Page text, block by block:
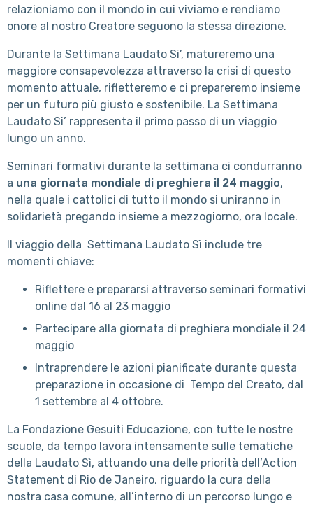
relazioniamo con il mondo in cui viviamo e rendiamo
onore al nostro Creatore seguono la stessa direzione.
Durante la Settimana Laudato Si’, matureremo una
maggiore consapevolezza attraverso la crisi di questo
momento attuale, rifletteremo e ci prepareremo insieme
per un futuro più giusto e sostenibile. La Settimana
Laudato Si’ rappresenta il primo passo di un viaggio
lungo un anno.
Seminari formativi durante la settimana ci condurranno
a una giornata mondiale di preghiera il 24 maggio,
nella quale i cattolici di tutto il mondo si uniranno in
solidarietà pregando insieme a mezzogiorno, ora locale.
Il viaggio della Settimana Laudato Sì include tre
momenti chiave:
Riflettere e prepararsi attraverso seminari formativi
online dal 16 al 23 maggio
Partecipare alla giornata di preghiera mondiale il 24
maggio
Intraprendere le azioni pianificate durante questa
preparazione in occasione di Tempo del Creato, dal
1 settembre al 4 ottobre.
La Fondazione Gesuiti Educazione, con tutte le nostre
scuole, da tempo lavora intensamente sulle tematiche
della Laudato Sì, attuando una delle priorità dell’Action
Statement di Rio de Janeiro, riguardo la cura della
nostra casa comune, all’interno di un percorso lungo e